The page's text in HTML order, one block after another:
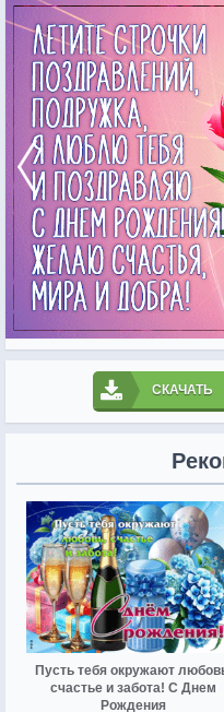
СКАЧАТЬ
Пусть тебя окружают
счастье и забота! С Днем
Рождения